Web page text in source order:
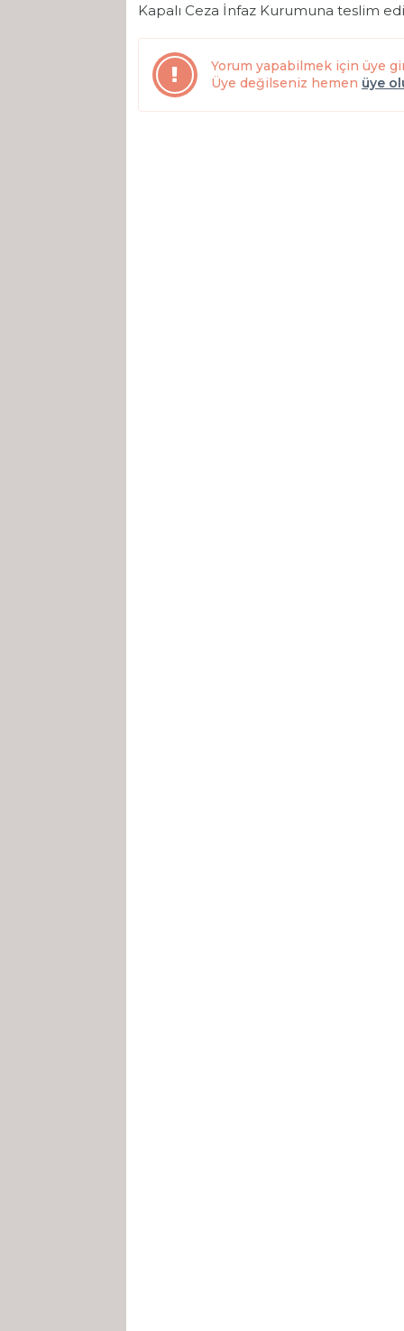
Kapalı Ceza İnfaz Kurumuna teslim
Yorum yapabilmek için üye
Üye değilseniz hemen üye